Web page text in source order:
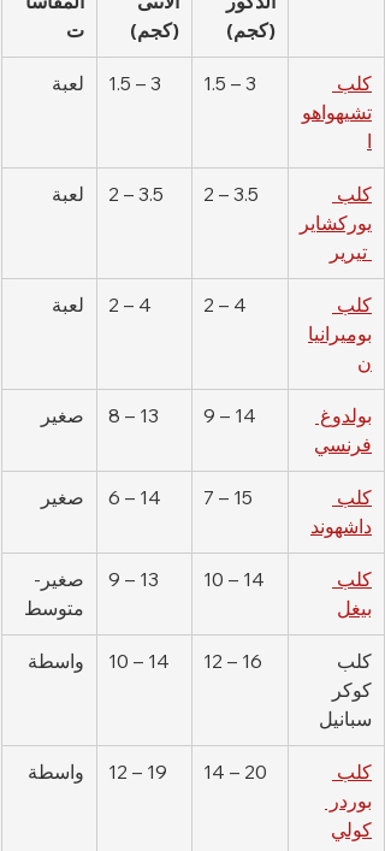
(كجم)
(كجم)
ت
كلب
تشيهواهو
ا
1.5 – 3
1.5 – 3 لعبة
كلب
يوركشاير
تيرير
2 – 3.5
2 – 3.5 لعبة
كلب
بوميرانيا
ن
2 – 4
2 – 4 لعبة
بولدوغ
فرنسي
9 – 14
8 – 13 صغير
كلب
داشهوند
7 – 15
6 – 14 صغير
كلب
بيغل
10 – 14
9 – 13
صغير-
متوسط
كلب
كوكر
سبانيل
12 – 16
10 – 14 واسطة
كلب
بوردر
كولي
14 – 20
12 – 19 واسطة